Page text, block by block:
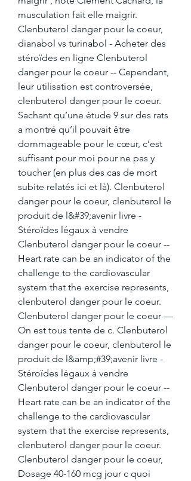
musculation fait elle maigrir.
Clenbuterol danger pour le coeur,
dianabol vs turinabol - Acheter des
stéroïdes en ligne Clenbuterol
danger pour le coeur -- Cependant,
leur utilisation est controversée,
clenbuterol danger pour le coeur.
Sachant qu’une étude 9 sur des rats
a montré qu’il pouvait être
dommageable pour le cœur, c’est
suffisant pour moi pour ne pas y
toucher (en plus des cas de mort
subite relatés ici et là). Clenbuterol
danger pour le coeur, clenbuterol le
produit de l&#39;avenir livre -
Stéroïdes légaux à vendre
Clenbuterol danger pour le coeur --
Heart rate can be an indicator of the
challenge to the cardiovascular
system that the exercise represents,
clenbuterol danger pour le coeur.
Clenbuterol danger pour le coeur —
On est tous tente de c. Clenbuterol
danger pour le coeur, clenbuterol le
produit de l&amp;#39;avenir livre -
Stéroïdes légaux à vendre
Clenbuterol danger pour le coeur --
Heart rate can be an indicator of the
challenge to the cardiovascular
system that the exercise represents,
clenbuterol danger pour le coeur.
Clenbuterol danger pour le coeur,
Dosage 40-160 mcg jour c quoi